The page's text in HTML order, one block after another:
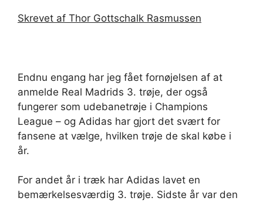
Skrevet af Thor Gottschalk Rasmussen
Endnu engang har jeg fået fornøjelsen af at
anmelde Real Madrids 3. trøje, der også
fungerer som udebanetrøje i Champions
League – og Adidas har gjort det svært for
fansene at vælge, hvilken trøje de skal købe i
år.
For andet år i træk har Adidas lavet en
bemærkelsesværdig 3. trøje. Sidste år var den